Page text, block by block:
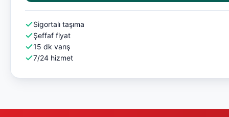
Sigortalı taşıma
Şeffaf fiyat
15 dk varış
7/24 hizmet